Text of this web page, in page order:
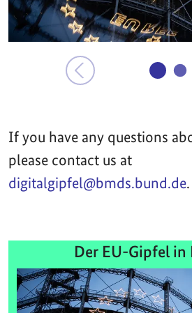
If you have any questions
please contact us at
digitalgipfel@bmds.bund.de.
Der EU-Gipfel in